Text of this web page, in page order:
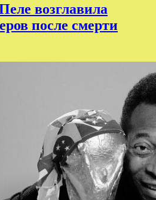
возглавила
после смерти